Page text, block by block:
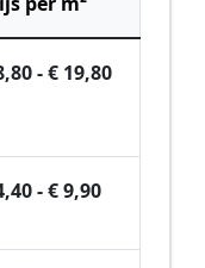
- € 19,80
- € 9,90